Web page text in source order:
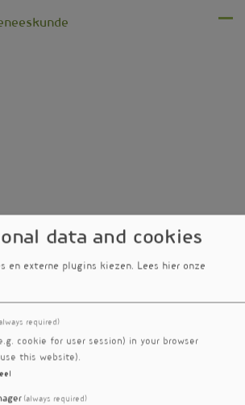
inhoud gaan
Verschenen
in
vitamine B12
nr. 550
hebben lagere status
C
nr. 547
wereldbevolking
te weinig
data and cookies
en externe plugins kiezen. Lees hier onze
required)
cookie for user session) in your browser
this website).
(always required)